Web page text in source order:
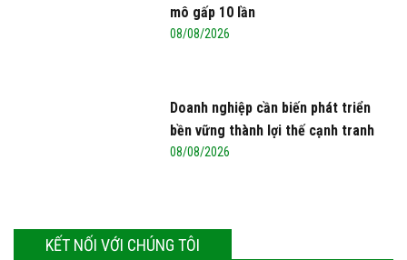
mô gấp 10 lần
08/08/2026
Doanh nghiệp cần biến phát triển
bền vững thành lợi thế cạnh tranh
08/08/2026
KẾT NỐI VỚI CHÚNG TÔI